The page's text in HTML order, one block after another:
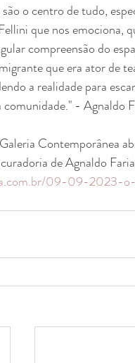
o centro de tudo,
que nos emociona,
compreensão do
que era ator de
a realidade para
- Agnaldo
Contemporânea
de Agnaldo
09-09-2023-